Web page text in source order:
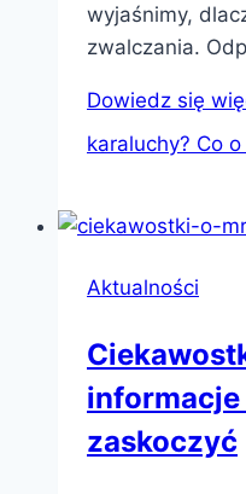
wyjaśnimy,
zwalczania.
Dowiedz się
karaluchy? Co
Aktualności
informacje
zaskoczyć